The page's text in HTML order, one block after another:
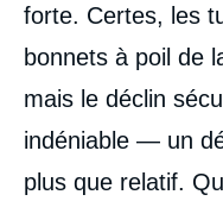
forte. Certes, les
bonnets à poil de
mais le déclin
indéniable — un
plus que relatif.